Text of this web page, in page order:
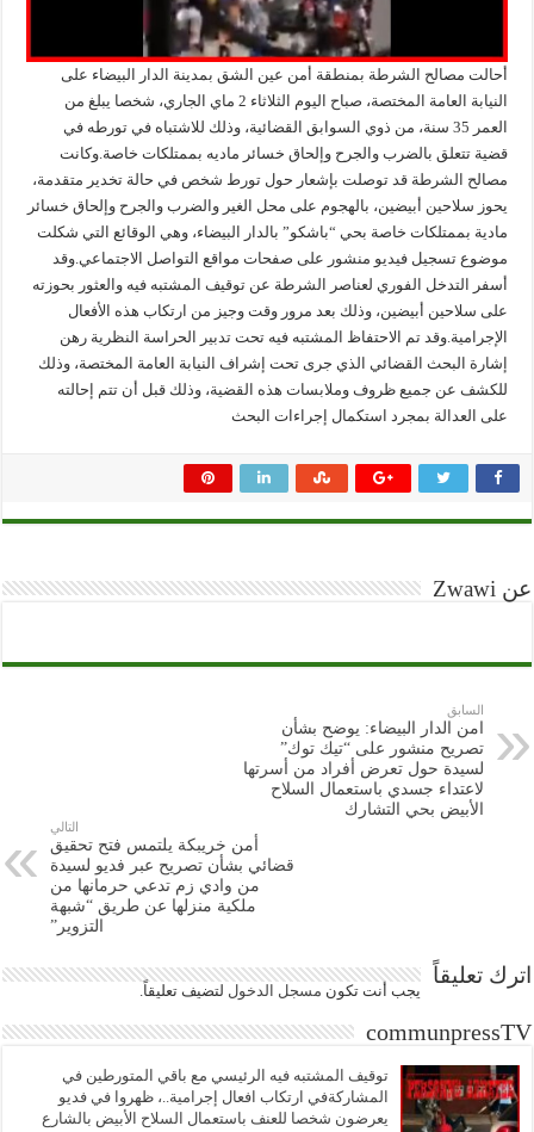
أحالت مصالح الشرطة بمنطقة أمن عين الشق بمدينة الدار البيضاء على
النيابة العامة المختصة، صباح اليوم الثلاثاء 2 ماي الجاري، شخصا يبلغ من
العمر 35 سنة، من ذوي السوابق القضائية، وذلك للاشتباه في تورطه في
قضية تتعلق بالضرب والجرح وإلحاق خسائر ماديه بممتلكات خاصة.وكانت
مصالح الشرطة قد توصلت بإشعار حول تورط شخص في حالة تخدير متقدمة،
يحوز سلاحين أبيضين، بالهجوم على محل الغير والضرب والجرح وإلحاق خسائر
مادية بممتلكات خاصة بحي “باشكو” بالدار البيضاء، وهي الوقائع التي شكلت
موضوع تسجيل فيديو منشور على صفحات مواقع التواصل الاجتماعي.وقد
أسفر التدخل الفوري لعناصر الشرطة عن توقيف المشتبه فيه والعثور بحوزته
على سلاحين أبيضين، وذلك بعد مرور وقت وجيز من ارتكاب هذه الأفعال
الإجرامية.وقد تم الاحتفاظ المشتبه فيه تحت تدبير الحراسة النظرية رهن
إشارة البحث القضائي الذي جرى تحت إشراف النيابة العامة المختصة، وذلك
للكشف عن جميع ظروف وملابسات هذه القضية، وذلك قبل أن تتم إحالته
على العدالة بمجرد استكمال إجراءات البحث
عن Zwawi
السابق
امن الدار البيضاء: يوضح بشأن
تصريح منشور على “تيك توك”
لسيدة حول تعرض أفراد من أسرتها
لاعتداء جسدي باستعمال السلاح
الأبيض بحي التشارك
التالي
أمن خريبكة يلتمس فتح تحقيق
قضائي بشأن تصريح عبر فديو لسيدة
من وادي زم تدعي حرمانها من
ملكية منزلها عن طريق “شبهة
التزوير”
اترك تعليقاً
يجب أنت تكون مسجل الدخول لتضيف تعليقاً.
communpressTV
توقيف المشتبه فيه الرئيسي مع باقي المتورطين في
المشاركةفي ارتكاب افعال إجرامية..، ظهروا في فديو
يعرضون شخصا للعنف باستعمال السلاح الأبيض بالشارع